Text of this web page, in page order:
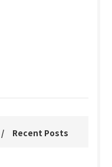
Recent Posts